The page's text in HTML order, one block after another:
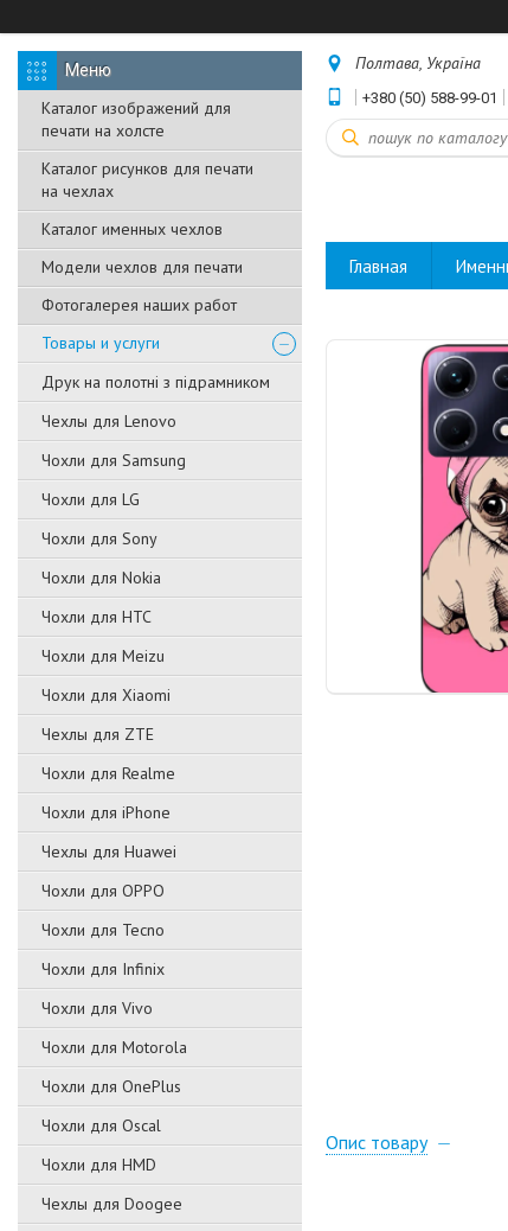
Каталог изображений для
печати на холсте
Каталог рисунков для печати
на чехлах
Каталог именных чехлов
Модели чехлов для печати
Фотогалерея наших работ
Товары и услуги
Друк на полотні з підрамником
Чехлы для Lenovo
Чохли для Samsung
Чохли для LG
Чохли для Sony
Чохли для Nokia
Чохли для HTC
Чохли для Meizu
Чохли для Xiaomi
Чехлы для ZTE
Чохли для Realme
Чохли для iPhone
Чехлы для Huawei
Чохли для OPPO
Чохли для Tecno
Чохли для Infinix
Чохли для Vivo
Чохли для Motorola
Чохли для OnePlus
Чохли для Oscal
Чохли для HMD
Чехлы для Doogee
Полтава, Україна
+380 (50) 588-99-01
Главная
Опис товару